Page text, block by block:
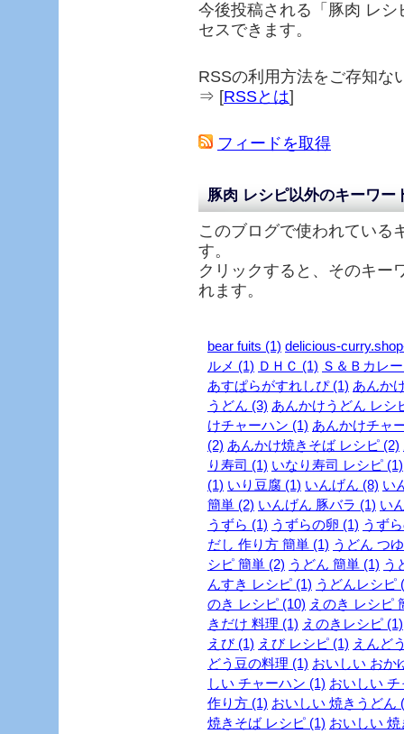
今後投稿される「 豚肉 レシ
セスできます。
RSSの利用方法をご存知な
⇒ [RSSとは]
フィードを取得
豚肉 レシピ以外のキーワー
このブログで使われている
す。
クリックすると、そのキー
れます。
bear fuits (1) delicious-
ルメ (1) ＤＨＣ (1) Ｓ＆Ｂカレ
あすぱらがすれしぴ (1) あんか
うどん (3) あんかけうどん レシ
けチャーハン (1) あんかけチャ
(2) あんかけ焼きそば レシピ (2)
り寿司 (1) いなり寿司 レシピ (1)
(1) いり豆腐 (1) いんげん (8) い
簡単 (2) いんげん 豚バラ (1) い
うずら (1) うずらの卵 (1) うず
だし 作り方 簡単 (1) うどん つ
シピ 簡単 (2) うどん 簡単 (1) う
んすき レシピ (1) うどんレシピ
のき レシピ (10) えのき レシピ
きだけ 料理 (1) えのきレシピ (1)
えび (1) えび レシピ (1) えんど
どう豆の料理 (1) おいしい おか
しい チャーハン (1) おいしい
作り方 (1) おいしい 焼きうどん
焼きそば レシピ (1) おいしい